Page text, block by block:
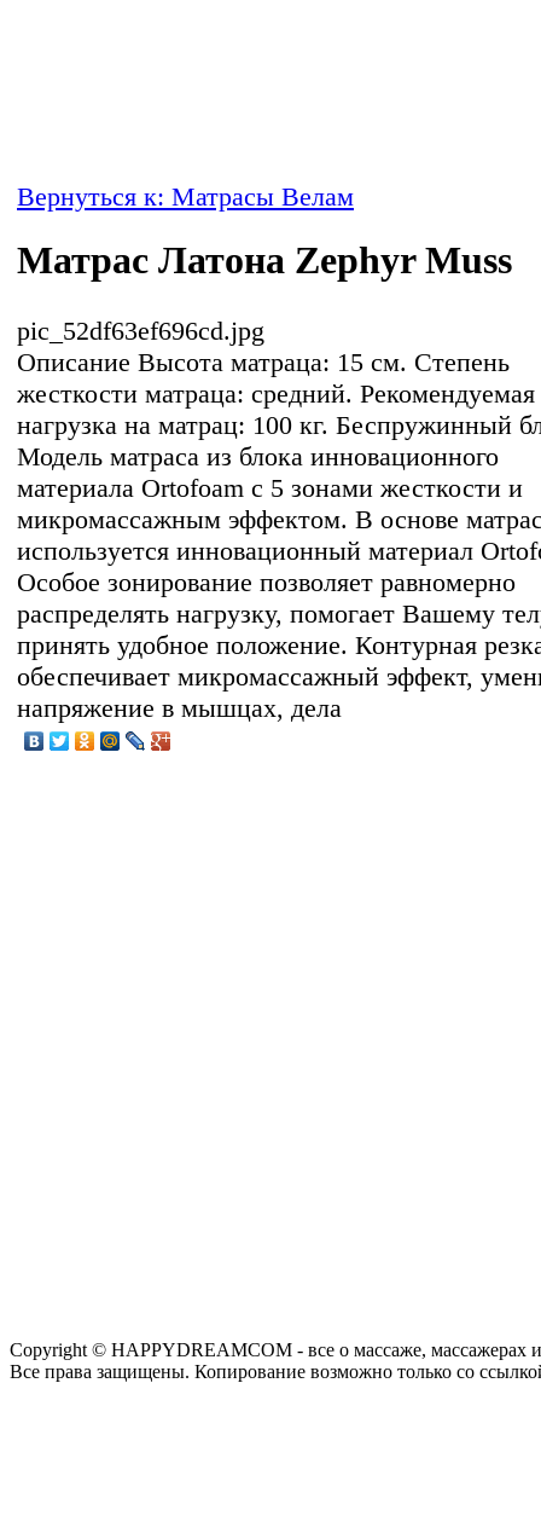
Вернуться к: Матрасы Велам
Матрас Латона Zephyr Muss
pic_52df63ef696cd.jpg
Описание Высота матраца: 15 см. Степень
жесткости матраца: средний. Рекомендуемая
нагрузка на матрац: 100 кг. Беспружинный
Модель матраса из блока инновационного
материала Ortofoam с 5 зонами жесткости и
микромассажным эффектом. В основе
используется инновационный материал
Особое зонирование позволяет равномерно
распределять нагрузку, помогает Вашему
принять удобное положение. Контурная
обеспечивает микромассажный эффект,
напряжение в мышцах, дела
Copyright © HAPPYDREAMCOM - все о массаже, массажерах и
Все права защищены. Копирование возможно только со